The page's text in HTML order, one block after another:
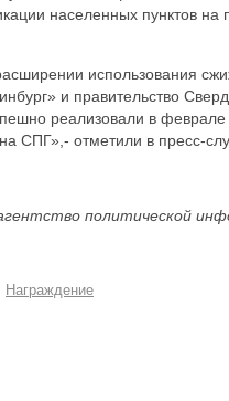
населенных пунктов на
использования
и правительство
реализовали в феврале
СПГ»,- отметили в пресс-
политической
Награждение